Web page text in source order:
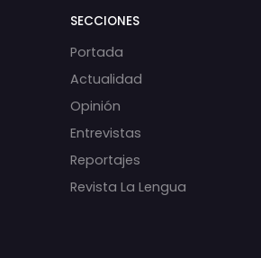
SECCIONES
Portada
Actualidad
Opinión
Entrevistas
Reportajes
Revista La Lengua